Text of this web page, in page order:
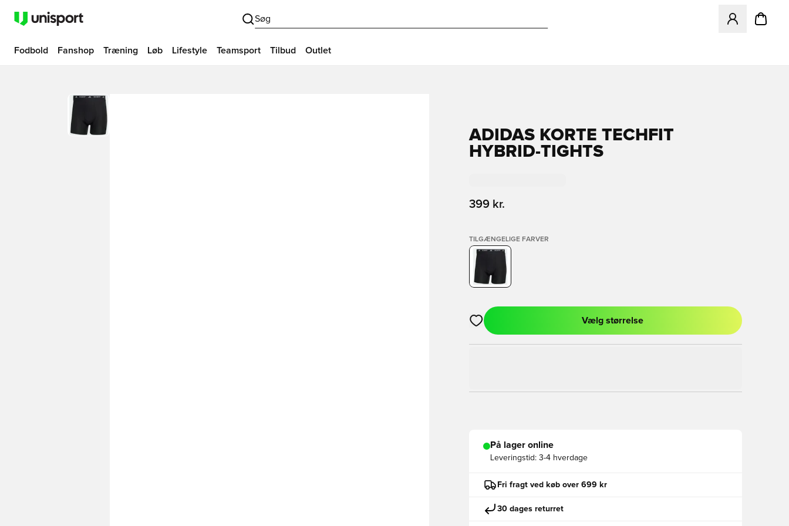
Søg
Åbner en
Fodbold Fanshop Træning Løb Lifestyle Teamsport Tilbud Outlet
ADIDAS KORTE TECHFIT
HYBRID-TIGHTS
399 kr.
TILGÆNGELIGE FARVER
Åbner en Modal til at logge ind eller tilmelde dig som medlem
Vælg størrelse
På lager online
Leveringstid: 3-4 hverdage
Fri fragt ved køb over 699 kr
30 dages returret